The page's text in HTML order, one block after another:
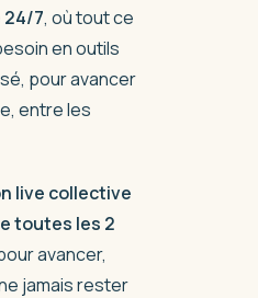
24/7, où tout ce
en outils
pour avancer
entre les
live collective
toutes les 2
avancer,
jamais rester